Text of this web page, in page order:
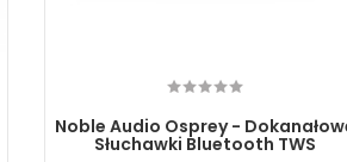
Noble Audio Osprey -
Słuchawki Bluetooth TWS